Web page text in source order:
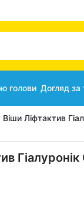
голови Догляд за
Ліфтактив